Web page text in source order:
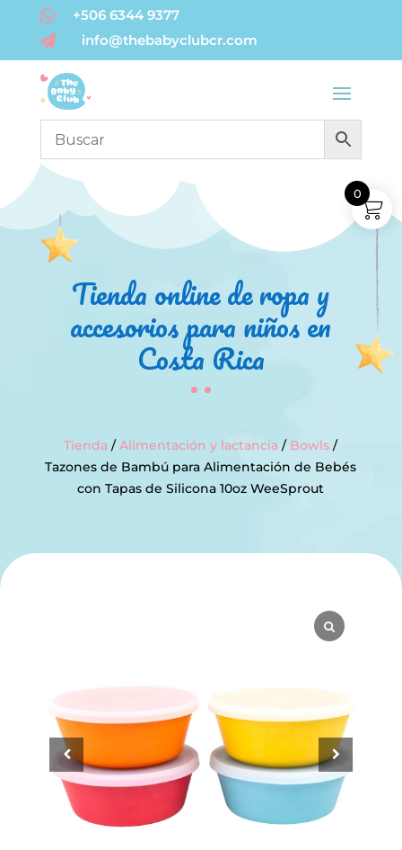
 +506 6344 9377
 info@thebabyclubcr.com
Tienda online de ropa y
accesorios para niños en
Costa Rica
Tienda /Alimentación y lactancia / Bowls /
Tazones de Bambú para Alimentación de Bebés
con Tapas de Silicona 10oz WeeSprout
0